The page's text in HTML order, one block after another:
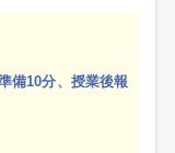
備10分、授業後報